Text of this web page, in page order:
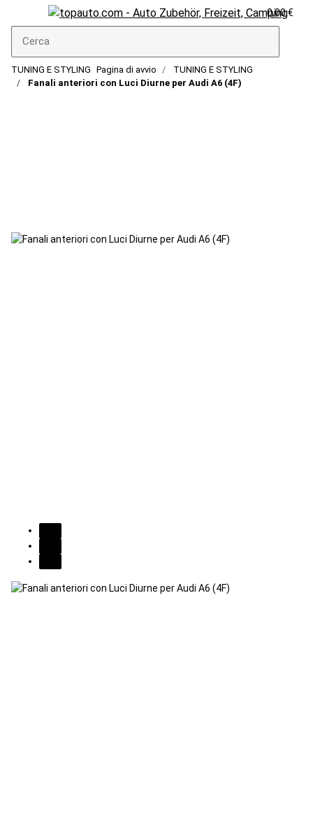
0,00 €
TUNING E STYLING Pagina di avvio
TUNING E STYLING
Fanali anteriori con Luci Diurne per Audi A6 (4F)